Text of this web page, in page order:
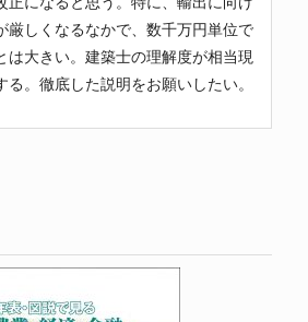
厳しくなるなかで、数千万円単位で
は大きい。建築士の理解度が相当現
。徹底した説明をお願いしたい。